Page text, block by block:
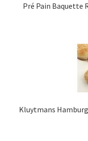
Pré Pain Baquette
Kluytmans